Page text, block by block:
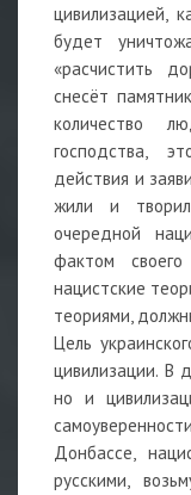
цивилизацией,
будет
«расчистить
снесёт
количество
господства,
действия и
жили и
очередной
фактом своего
нацистские
теориями,
Цель
цивилизации. В
но и
Донбассе,
русскими,